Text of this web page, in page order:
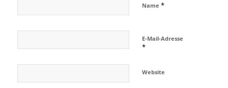
Name *
E-Mail-Adresse
*
Website